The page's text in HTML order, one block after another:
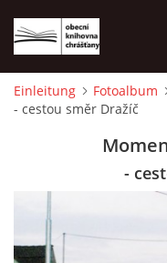
EINLEITUNG
Einleitung Fotoalbum
- cestou směr Dražíč
-